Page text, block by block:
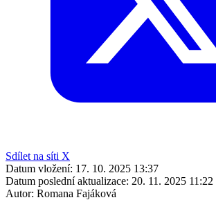
Sdílet na síti X
Datum vložení: 17. 10. 2025 13:37
Datum poslední aktualizace: 20. 11. 2025 11:22
Autor: Romana Fajáková